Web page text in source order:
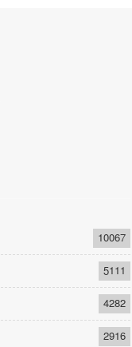
10067
5111
4282
2916